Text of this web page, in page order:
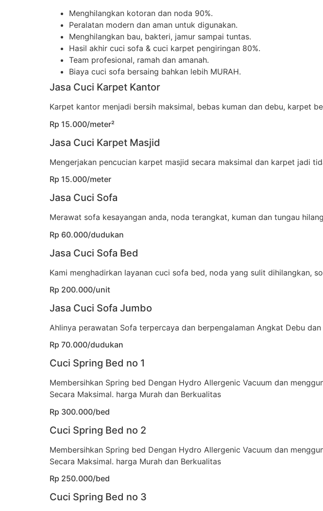
Menghilangkan kotoran dan noda 90%.
Peralatan modern dan aman untuk digunakan.
Menghilangkan bau, bakteri, jamur sampai tuntas.
Hasil akhir cuci sofa & cuci karpet pengiringan 80%.
Team profesional, ramah dan amanah.
Biaya cuci sofa bersaing bahkan lebih MURAH.
Jasa Cuci Karpet Kantor
Karpet kantor menjadi bersih maksimal, bebas kuman dan debu, karpet
Rp 15.000/meter²
Jasa Cuci Karpet Masjid
Mengerjakan pencucian karpet masjid secara maksimal dan karpet jadi
Rp 15.000/meter
Jasa Cuci Sofa
Merawat sofa kesayangan anda, noda terangkat, kuman dan tungau
Rp 60.000/dudukan
Jasa Cuci Sofa Bed
Kami menghadirkan layanan cuci sofa bed, noda yang sulit dihilangkan,
Rp 200.000/unit
Jasa Cuci Sofa Jumbo
Ahlinya perawatan Sofa terpercaya dan berpengalaman Angkat Debu
Rp 70.000/dudukan
Cuci Spring Bed no 1
Membersihkan Spring bed Dengan Hydro Allergenic Vacuum dan
Secara Maksimal. harga Murah dan Berkualitas
Rp 300.000/bed
Cuci Spring Bed no 2
Membersihkan Spring bed Dengan Hydro Allergenic Vacuum dan
Secara Maksimal. harga Murah dan Berkualitas
Rp 250.000/bed
Cuci Spring Bed no 3